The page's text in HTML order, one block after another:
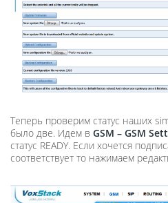
Теперь проверим статус наших
было две. Идем в GSM – GSM
статус READY. Если хочется
соответствует то нажимаем